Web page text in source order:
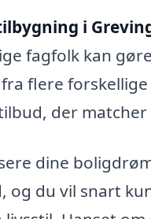
i
fagfolk kan
flere
der
dine
og du vil snart